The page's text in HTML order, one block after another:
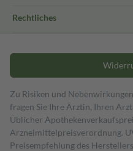
Rechtliches
Zu Risiken und
fragen Sie Ihre Ärztin, Ihren
Üblicher
Arzneimittelpreisverordnung.
Preisempfehlung des